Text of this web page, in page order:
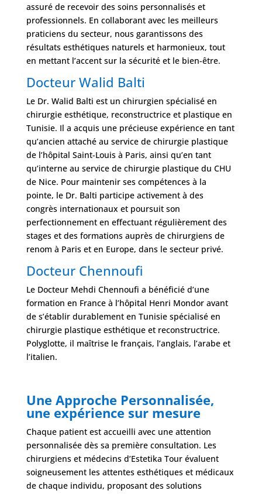
assuré de recevoir des soins personnalisés et
professionnels. En collaborant avec les meilleurs
praticiens du secteur, nous garantissons des
résultats esthétiques naturels et harmonieux, tout
en mettant l’accent sur la sécurité et le bien-être.
Docteur Walid Balti
Le Dr. Walid Balti est un chirurgien spécialisé en
chirurgie esthétique, reconstructrice et plastique en
Tunisie. Il a acquis une précieuse expérience en tant
qu’ancien attaché au service de chirurgie plastique
de l’hôpital Saint-Louis à Paris, ainsi qu’en tant
qu’interne au service de chirurgie plastique du CHU
de Nice. Pour maintenir ses compétences à la
pointe, le Dr. Balti participe activement à des
congrès internationaux et poursuit son
perfectionnement en effectuant régulièrement des
stages et des formations auprès de chirurgiens de
renom à Paris et en Europe, dans le secteur privé.
Docteur Chennoufi
Le Docteur Mehdi Chennoufi a bénéficié d’une
formation en France à l’hôpital Henri Mondor avant
de s’établir durablement en Tunisie spécialisé en
chirurgie plastique esthétique et reconstructrice.
Polyglotte, il maîtrise le français, l’anglais, l’arabe et
l’italien.
Une Approche Personnalisée,
une expérience sur mesure
Chaque patient est accueilli avec une attention
personnalisée dès sa première consultation. Les
chirurgiens et médecins d’Estetika Tour évaluent
soigneusement les attentes esthétiques et médicaux
de chaque individu, proposant des solutions